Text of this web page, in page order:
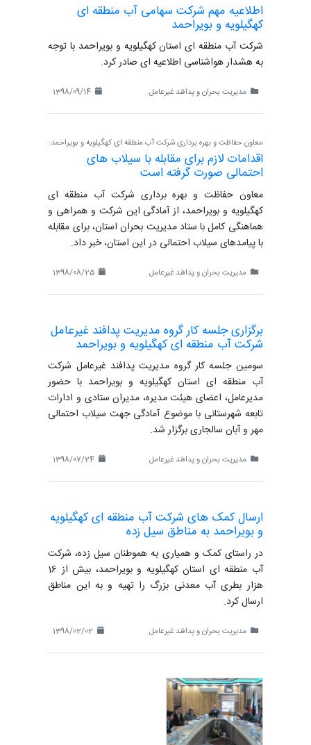
اطلاعیه مهم شرکت سهامی آب منطقه ای
کهگیلویه و بویراحمد
شرکت آب منطقه ای استان کهگیلویه و بویراحمد با توجه
به هشدار هواشناسی اطلاعیه ای صادر کرد.
مدیریت بحران و پدافند غیرعامل
معاون حفاظت و بهره برداری شرکت آب منطقه ای کهگیلویه و بویراحمد:
اقدامات لازم برای مقابله با سیلاب های
احتمالی صورت گرفته است
معاون حفاظت و بهره برداری شرکت آب منطقه ای
کهگیلویه و بویراحمد، از آمادگی این شرکت و همراهی و
هماهنگی کامل با ستاد مدیریت بحران استان، برای مقابله
با پیامدهای سیلاب احتمالی در این استان، خبر داد.
مدیریت بحران و پدافند غیرعامل
برگزاری جلسه کار گروه مدیریت پدافند غیرعامل
شرکت آب منطقه ای کهگیلویه و بویراحمد
سومین جلسه کار گروه مدیریت پدافند غیرعامل شرکت
آب منطقه ای استان کهگیلویه و بویراحمد با حضور
مدیرعامل، اعضای هیئت مدیره، مدیران ستادی و ادارات
تابعه شهرستانی با موضوع آمادگی جهت سیلاب احتمالی
مهر و آبان سالجاری برگزار شد.
مدیریت بحران و پدافند غیرعامل
ارسال کمک های شرکت آب منطقه ای کهگیلویه
و بویراحمد به مناطق سیل زده
در راستای کمک و همیاری به هموطنان سیل زده، شرکت
آب منطقه ای استان کهگیلویه و بویراحمد، بیش از 16
هزار بطری آب معدنی بزرگ را تهیه و به این مناطق
ارسال کرد.
مدیریت بحران و پدافند غیرعامل